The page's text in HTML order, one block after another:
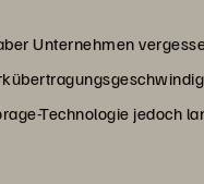
Unternehmen
Technologie jedoch